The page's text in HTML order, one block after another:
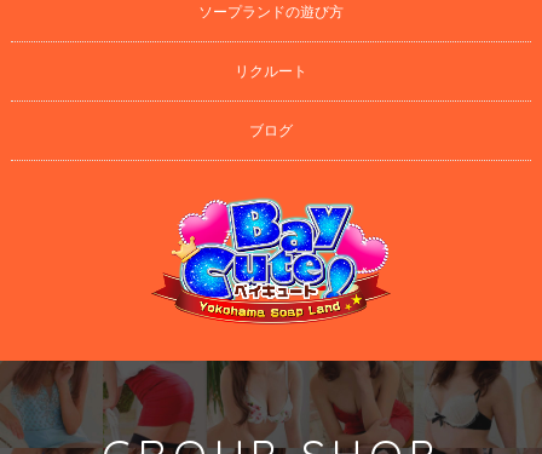
ソープランドの遊び方
リクルート
ブログ